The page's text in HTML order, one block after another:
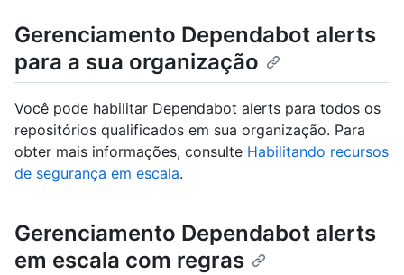
Gerenciamento Dependabot alerts
para a sua organização
Você pode habilitar Dependabot alerts para todos os
repositórios qualificados em sua organização. Para
obter mais informações, consulte Habilitando recursos
de segurança em escala.
Gerenciamento Dependabot alerts
em escala com regras